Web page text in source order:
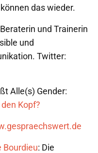
das wieder.
und Trainerin
und
Twitter:
Alle(s) Gender:
Kopf?
Bourdieu: Die